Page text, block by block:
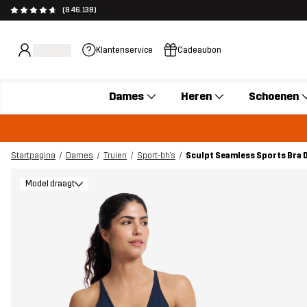
(846.138)
Klantenservice Cadeaubon
Dames Heren Schoenen
Startpagina Dames Truien Sport-bh's Sculpt Seamless Sports Bra
Model draagt